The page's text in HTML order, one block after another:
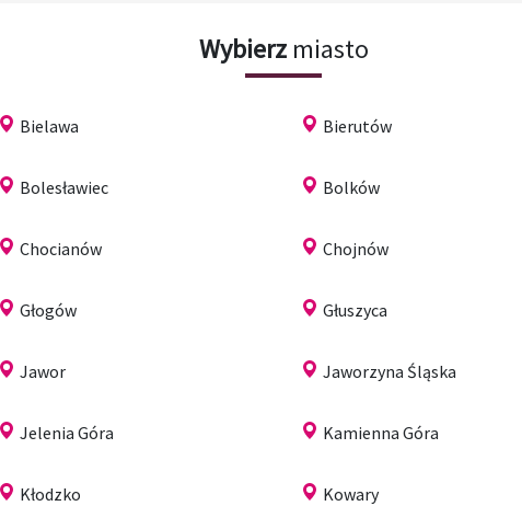
Wybierzmiasto
Bielawa Bierutów
Bolesławiec Bolków
Chocianów Chojnów
Głogów Głuszyca
Jawor Jaworzyna Śląska
Jelenia Góra Kamienna Góra
Kłodzko Kowary